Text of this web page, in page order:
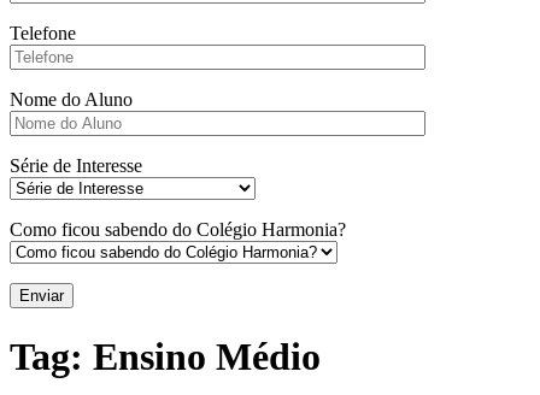
Telefone
Nome do Aluno
Série de Interesse
Como ficou sabendo do Colégio Harmonia?
Tag: Ensino Médio